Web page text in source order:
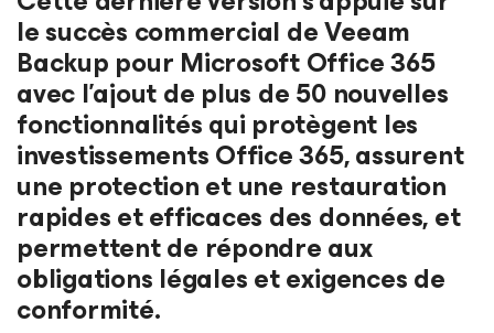
le succès commercial de Veeam
Backup pour Microsoft Office 365
avec l’ajout de plus de 50 nouvelles
fonctionnalités qui protègent les
investissements Office 365, assurent
une protection et une restauration
rapides et efficaces des données, et
permettent de répondre aux
obligations légales et exigences de
conformité.